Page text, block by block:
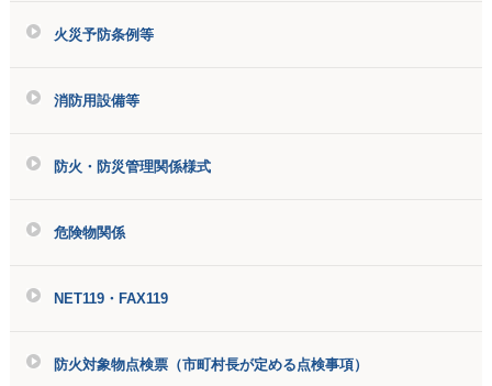
火災予防条例等
消防用設備等
防火・防災管理関係様式
危険物関係
NET119・FAX119
防火対象物点検票（市町村長が定める点検事項）